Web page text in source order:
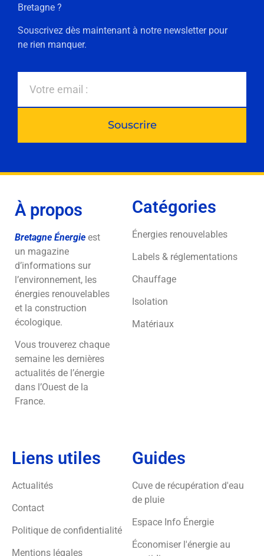
Bretagne ?
Souscrivez dès maintenant à notre newsletter pour
ne rien manquer.
Souscrire
À propos
Bretagne Énergie est
un magazine
d’informations sur
l’environnement, les
énergies renouvelables
et la construction
écologique.
Vous trouverez chaque
semaine les dernières
actualités de l’énergie
dans l’Ouest de la
France.
Catégories
Énergies renouvelables
Labels & réglementations
Chauffage
Isolation
Matériaux
Liens utiles
Actualités
Contact
Politique de confidentialité
Mentions légales
Guides
Cuve de récupération d'eau
de pluie
Espace Info Énergie
Économiser l'énergie au